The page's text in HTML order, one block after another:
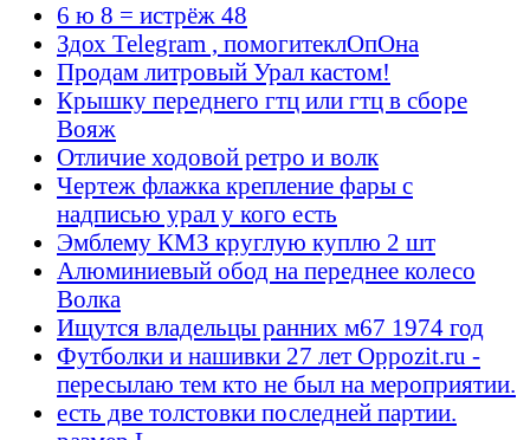
6 ю 8 = истрёж 48
Здох Telegram , помогитеклОпОна
Продам литровый Урал кастом!
Крышку переднего гтц или гтц в сборе
Вояж
Отличие ходовой ретро и волк
Чертеж флажка крепление фары с
надписью урал у кого есть
Эмблему КМЗ круглую куплю 2 шт
Алюминиевый обод на переднее колесо
Волка
Ищутся владельцы ранних м67 1974 год
Футболки и нашивки 27 лет Oppozit.ru -
пересылаю тем кто не был на мероприятии.
есть две толстовки последней партии.